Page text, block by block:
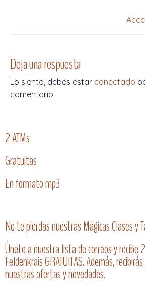
Deja una respuesta
Lo siento, debes estar conectado
comentario.
2 ATMs
Gratuitas
En formato mp3
No te pierdas nuestras Mágicas Clases y
Únete a nuestra lista de correos y recibe
Feldenkrais GRATUITAS. Además,
nuestras ofertas y novedades.